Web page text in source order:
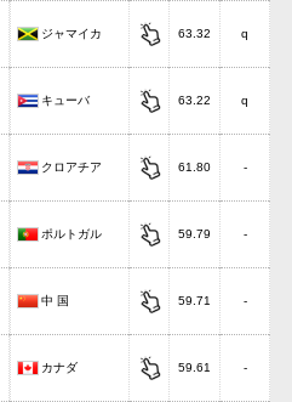
ジャマイカ 63.32 q
キューバ 63.22 q
クロアチア 61.80 -
ポルトガル 59.79 -
中 国 59.71 -
カナダ 59.61 -